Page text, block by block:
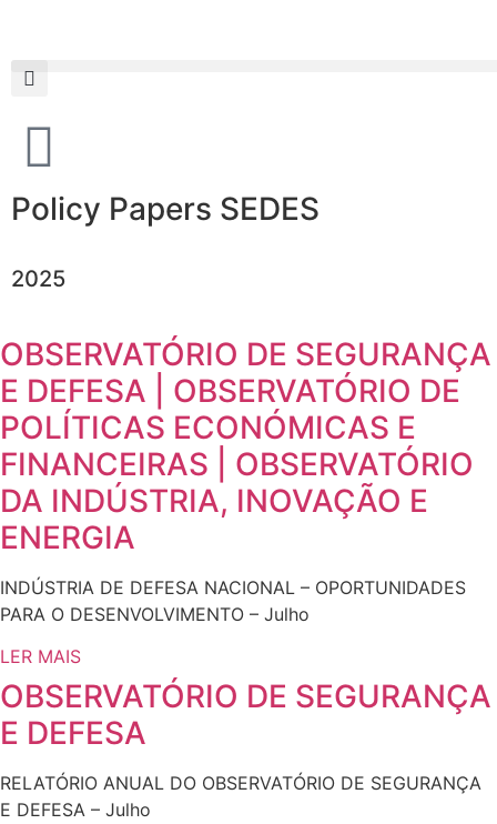
Policy Papers SEDES
2025
OBSERVATÓRIO DE SEGURANÇA
E DEFESA | OBSERVATÓRIO DE
POLÍTICAS ECONÓMICAS E
FINANCEIRAS | OBSERVATÓRIO
DA INDÚSTRIA, INOVAÇÃO E
ENERGIA
INDÚSTRIA DE DEFESA NACIONAL – OPORTUNIDADES
PARA O DESENVOLVIMENTO – Julho
LER MAIS
OBSERVATÓRIO DE SEGURANÇA
E DEFESA
RELATÓRIO ANUAL DO OBSERVATÓRIO DE SEGURANÇA
E DEFESA – Julho